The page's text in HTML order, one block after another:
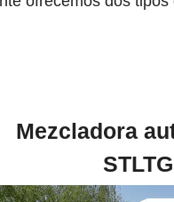
Mezcladora